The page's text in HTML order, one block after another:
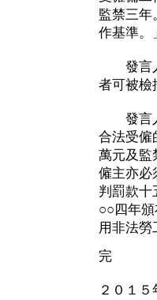
監禁三年
作基準。
發言人
者可被檢
發言人
合法受僱
萬元及監
僱主亦必
判罰款十
○○四年
用非法勞
完
２０１５